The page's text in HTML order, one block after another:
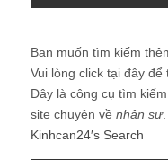
Bạn muốn tìm kiếm
Vui lòng click tại đây để
Đây là công cụ tìm
site chuyên về nhân sự
Kinhcan24′s Search